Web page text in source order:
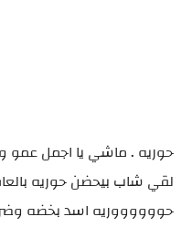
حوريه . ماشي يا اجمل
لقي شاب بيحضن حوريه
حووووووريه اسد بخضه